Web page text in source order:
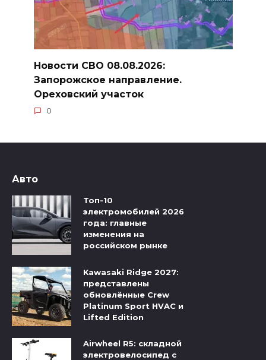
Новости СВО 08.08.2026:
Запорожское направление.
Ореховский участок
0
Авто
Топ-10
электромобилей 2026
года: главные
изменения на
российском рынке
Kawasaki Ridge 2027:
представлены
обновлённые Crew
Platinum Sport HVAC и
Lifted Edition
Airwheel R5: складной
электровелосипед с